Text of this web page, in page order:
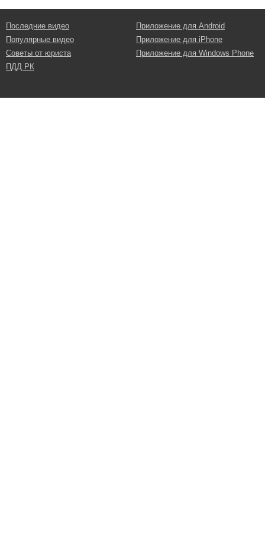
Последние видео
Популярные видео
Советы от юриста
ПДД РК
Приложение для Android
Приложение для iPhone
Приложение для Windows Phone